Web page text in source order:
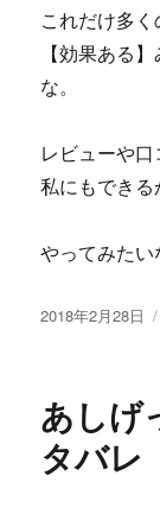
これだけ多
【効果ある
な。
レビューや
私にもできる
やってみたい
投
2018年2月28日
あしげ
タバレ